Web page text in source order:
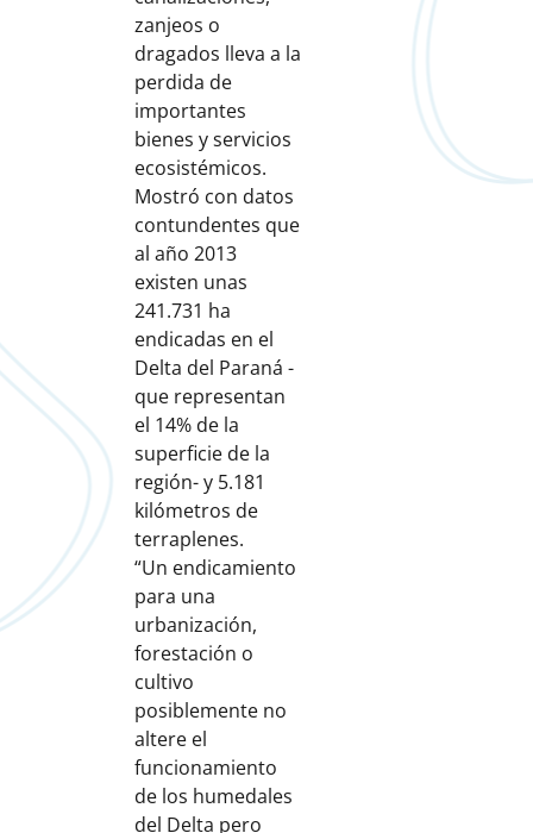
zanjeos o
dragados lleva a la
perdida de
importantes
bienes y servicios
ecosistémicos.
Mostró con datos
contundentes que
al año 2013
existen unas
241.731 ha
endicadas en el
Delta del Paraná -
que representan
el 14% de la
superficie de la
región- y 5.181
kilómetros de
terraplenes.
“Un endicamiento
para una
urbanización,
forestación o
cultivo
posiblemente no
altere el
funcionamiento
de los humedales
del Delta pero